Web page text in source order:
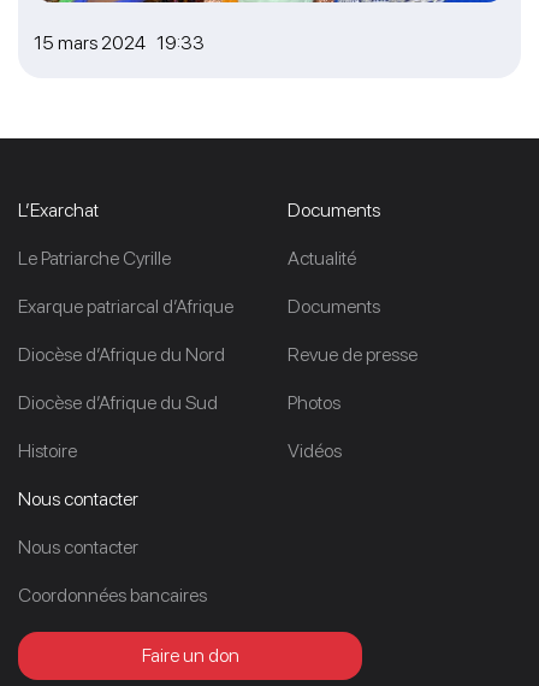
15 mars 2024 19:33
L’Exarchat
Le Patriarche Cyrille
Exarque patriarcal d’Afrique
Diocèse d’Afrique du Nord
Diocèse d’Afrique du Sud
Histoire
Documents
Actualité
Documents
Revue de presse
Photos
Vidéos
Nous contacter
Nous contacter
Coordonnées bancaires
Faire un don